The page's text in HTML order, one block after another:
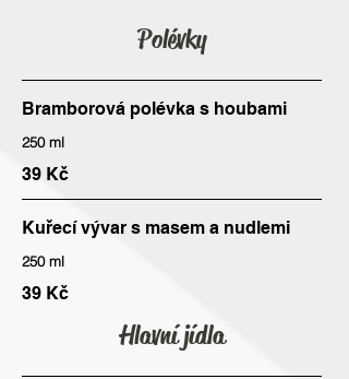
Polévky
Bramborová polévka s houbami
250 ml
39 Kč
Kuřecí vývar s masem a nudlemi
250 ml
39 Kč
Hlavní jídla